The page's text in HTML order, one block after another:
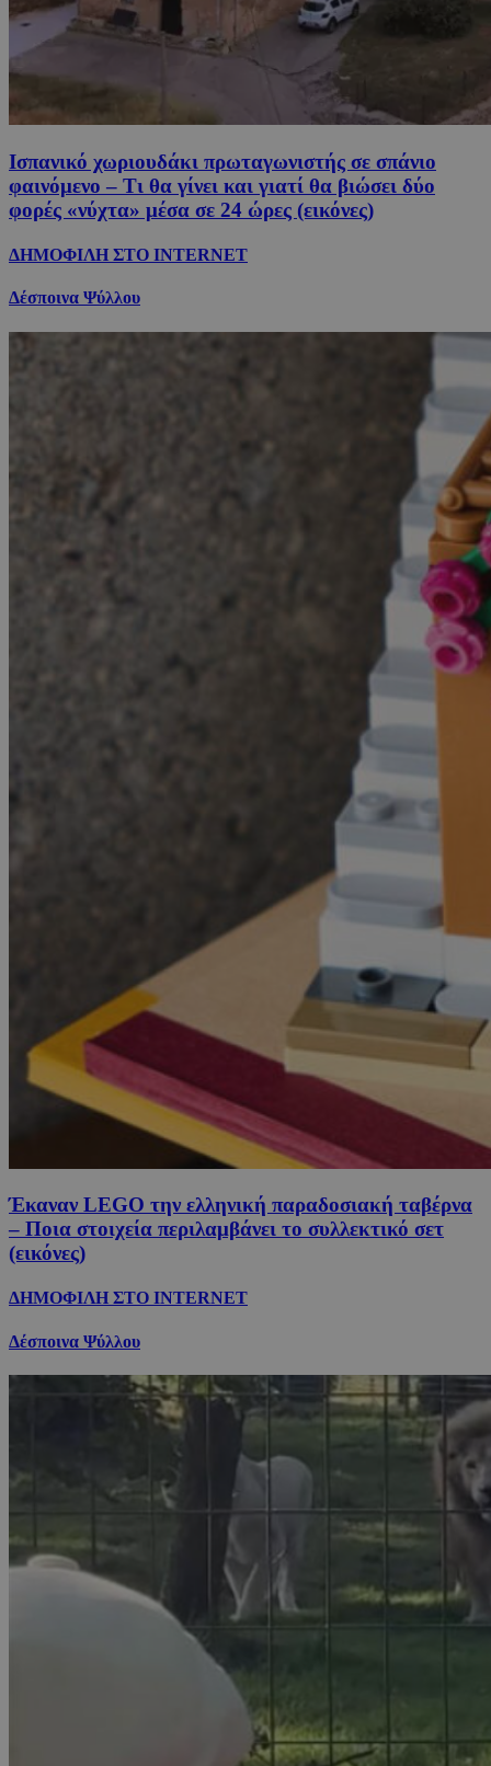
Ισπανικό χωριουδάκι πρωταγωνιστής σε σπάνιο
φαινόμενο – Τι θα γίνει και γιατί θα βιώσει δύο
φορές «νύχτα» μέσα σε 24 ώρες (εικόνες)
ΔΗΜΟΦΙΛΗ ΣΤΟ INTERNET
Δέσποινα Ψύλλου
Έκαναν LEGO την ελληνική παραδοσιακή ταβέρνα
– Ποια στοιχεία περιλαμβάνει το συλλεκτικό σετ
(εικόνες)
ΔΗΜΟΦΙΛΗ ΣΤΟ INTERNET
Δέσποινα Ψύλλου